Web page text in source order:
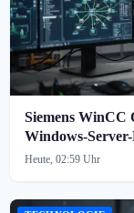
Siemens WinCC
Windows-
Heute, 02:59 Uhr